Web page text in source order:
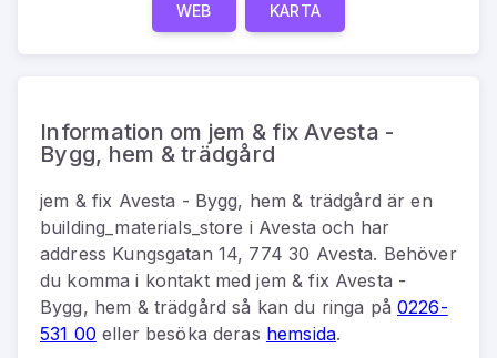
WEB KARTA
Information om jem & fix Avesta -
Bygg, hem & trädgård
jem & fix Avesta - Bygg, hem & trädgård ären
building_materials_store i Avesta och har
address Kungsgatan 14, 774 30 Avesta. Behöver
du komma i kontakt medjem & fix Avesta -
Bygg, hem & trädgård så kan du ringa på0226-
531 00 eller besöka deras hemsida.